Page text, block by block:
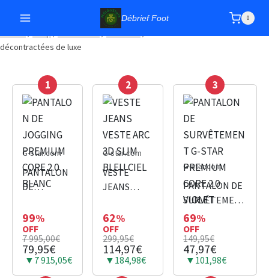
Débrief Foot 0
décontractées de luxe
1
G-star.com
PANTALON
DE
PREMIUM
CORE 2.0
BLANC
99%
OFF
7 995,00€
79,95€
▼7 915,05€
2
G-star.com
VESTE
JEANS
3D SLIM
BLEU CIEL
62%
OFF
299,95€
114,97€
▼184,98€
3
G-star.com
PANTALON DE
SURVÊTEMENT
G-STAR
PREMIUM
CORE 2.0
VIOLET
69%
OFF
149,95€
47,97€
▼101,98€